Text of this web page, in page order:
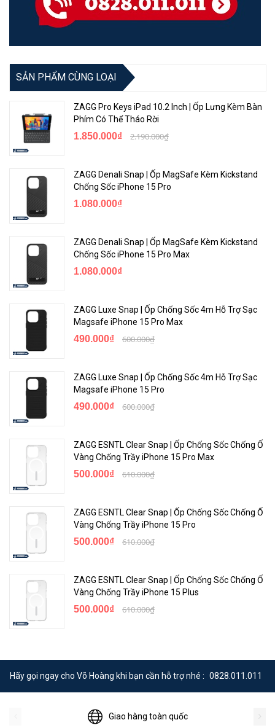
SẢN PHẨM CÙNG LOẠI
ZAGG Pro Keys iPad 10.2 Inch | Ốp Lưng Kèm Bàn
Phím Có Thể Tháo Rời
1.850.000₫ 2.190.000₫
ZAGG Denali Snap | Ốp MagSafe Kèm Kickstand
Chống Sốc iPhone 15 Pro
1.080.000₫
ZAGG Denali Snap | Ốp MagSafe Kèm Kickstand
Chống Sốc iPhone 15 Pro Max
1.080.000₫
ZAGG Luxe Snap | Ốp Chống Sốc 4m Hỗ Trợ Sạc
Magsafe iPhone 15 Pro Max
490.000₫ 600.000₫
ZAGG Luxe Snap | Ốp Chống Sốc 4m Hỗ Trợ Sạc
Magsafe iPhone 15 Pro
490.000₫ 600.000₫
ZAGG ESNTL Clear Snap | Ốp Chống Sốc Chống Ố
Vàng Chống Trầy iPhone 15 Pro Max
500.000₫ 610.000₫
ZAGG ESNTL Clear Snap | Ốp Chống Sốc Chống Ố
Vàng Chống Trầy iPhone 15 Pro
500.000₫ 610.000₫
ZAGG ESNTL Clear Snap | Ốp Chống Sốc Chống Ố
Vàng Chống Trầy iPhone 15 Plus
500.000₫ 610.000₫
Hãy gọi ngay cho Võ Hoàng khi bạn cần hỗ trợ nhé : 0828.011.011
Giao hàng toàn quốc